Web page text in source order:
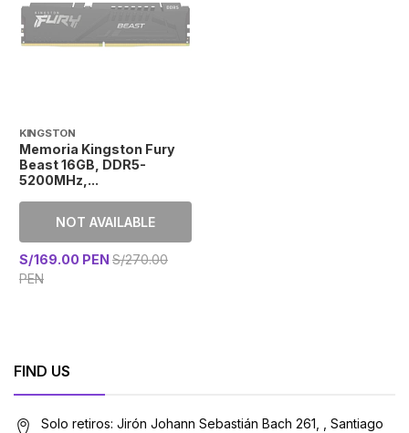
KINGSTON
Memoria Kingston Fury
Beast 16GB, DDR5-
5200MHz,...
NOT AVAILABLE
S/169.00 PEN S/270.00
PEN
FIND US
Solo retiros: Jirón Johann Sebastián Bach 261, , Santiago